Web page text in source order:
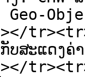
Geo-
ສະແດງຄ່